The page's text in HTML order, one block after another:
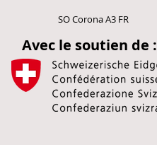
SO Corona A3 FR
Avec le soutien de :